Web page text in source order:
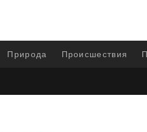
Природа Происшествия